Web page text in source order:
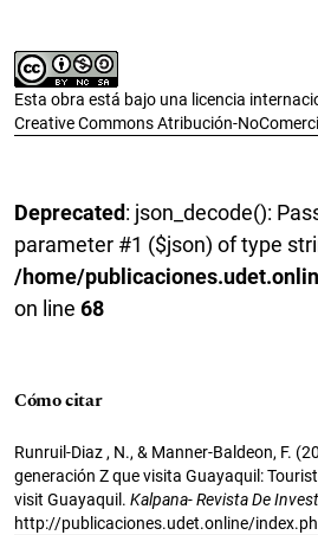
Esta obra está bajo una licencia
Creative Commons Atribución-
Deprecated: json_decode():
parameter #1 ($json) of type
/home/
on line 68
Cómo citar
Runruil-Diaz , N., & Manner-Baldeon, F.
generación Z que visita Guayaquil:
visit Guayaquil. Kalpana- Revista De
http://publicaciones.udet.online/